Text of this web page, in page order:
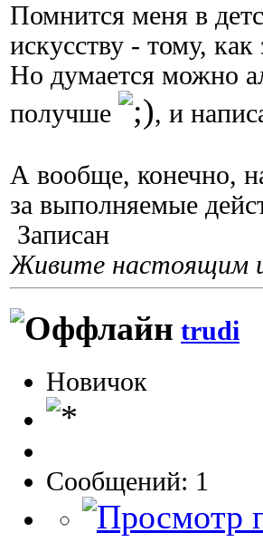
Помнится меня в
искусству - тому,
Но думается можно
получше
, и
А вообще, конечно,
за выполняемые
Записан
Живите настоящим
trudi
Новичок
Сообщений: 1